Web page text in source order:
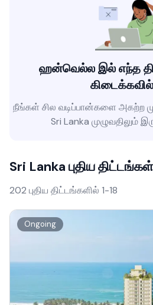
ஹன்வெல்ல இல் எந்த
நீங்கள் சில வடிப்பான்களை அகற்ற
Sri Lanka முழுவதிலும்
Sri Lanka புதிய திட்டங்கள்
202 புதிய திட்டங்களில் 1-18
Ongoing